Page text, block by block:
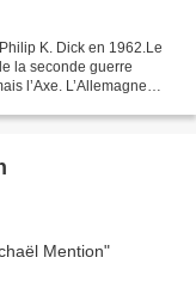
K. Dick en 1962.Le
la seconde guerre
l’Axe. L’Allemagne